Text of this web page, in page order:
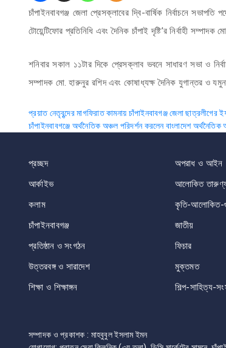
চাঁপাইনবাবগঞ্জ জেলা প্রেসক্লাবের দ্বি-বার্ষিক নির্বাচনে
টোয়েন্টিফোর প্রতিনিধি এবং দৈনিক চাঁপাই দৃষ্টি’র নির্বাহী
শনিবার সকাল ১১টার দিকে প্রেসক্লাব ভবনে সাধারণ সভা ও
সম্পাদক মো. হারুনুর রশিদ এবং কোষাধ্যক্ষ দৈনিক যুগান্তর ও
Post
navigation
প্রয়াত নেতৃবৃন্দের মাগফিরাত কামনায় চাঁপাইনবাবগঞ্জ জেলা ছাত্রলীগের
চাঁপাইনবাবগঞ্জে অর্থনৈতিক অঞ্চল পরিদর্শন করলেন বাংলাদেশ অর্থনৈতিক
প্রচ্ছদ অপরাধ ও আইন
আর্কাইভ
আলোকিত
কলাম
কৃতি-আলোকিত-
চাঁপাইনবাবগঞ্জ
জাতীয়
প্রতিষ্ঠান ও সংগঠন
ফিচার
উত্তরবঙ্গ ও সারাদেশ
মুক্তমত
শিক্ষা ও শিক্ষাঙ্গন
শিল্প-সাহিত্য-
সম্পাদক ও প্রকাশক : মাহবুবুল ইসলাম ইমন